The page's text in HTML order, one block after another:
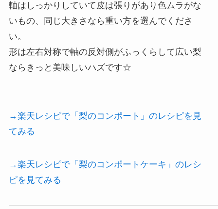
軸はしっかりしていて皮は張りがあり色ムラがな
いもの、同じ大きさなら重い方を選んでくださ
い。
形は左右対称で軸の反対側がふっくらして広い梨
ならきっと美味しいハズです☆
→楽天レシピで「梨のコンポート」のレシピを見
てみる
→楽天レシピで「梨のコンポートケーキ」のレシ
ピを見てみる